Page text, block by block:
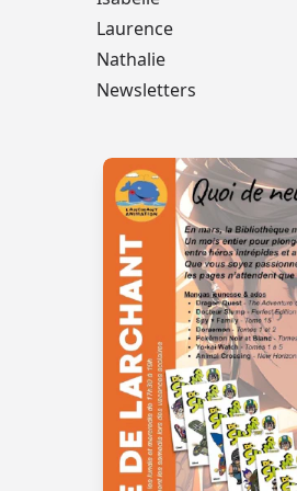
Laurence
Nathalie
Newsletters